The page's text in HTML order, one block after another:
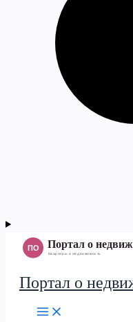
Портал о